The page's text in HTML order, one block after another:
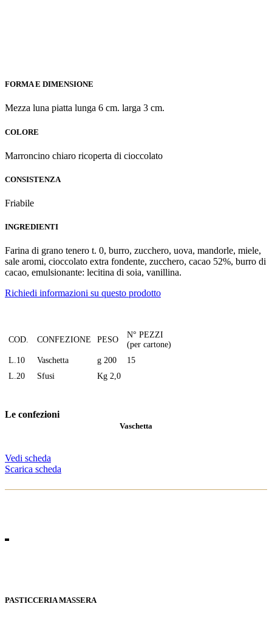
FORMA E DIMENSIONE
Mezza luna piatta lunga 6 cm. larga 3 cm.
COLORE
Marroncino chiaro ricoperta di cioccolato
CONSISTENZA
Friabile
INGREDIENTI
Farina di grano tenero t. 0, burro, zucchero, uova, mandorle, miele,
sale aromi, cioccolato extra fondente, zucchero, cacao 52%, burro di
cacao, emulsionante: lecitina di soia, vanillina.
Richiedi informazioni su questo prodotto
COD. CONFEZIONE PESO
N° PEZZI
(per cartone)
L.10
Vaschetta g 200
15
L.20
Sfusi Kg 2,0
Le confezioni
Vaschetta
Vedi scheda
Scarica scheda
PASTICCERIA MASSERA